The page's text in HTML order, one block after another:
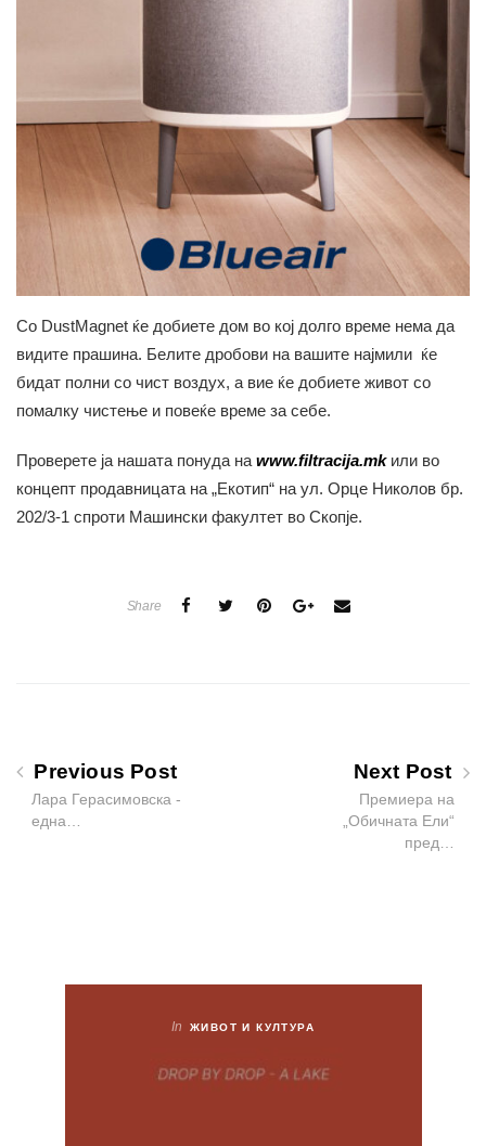
Со DustMagnet ќе добиете дом во кој долго време нема да
видите прашина. Белите дробови на вашите најмили ќе
бидат полни со чист воздух, а вие ќе добиете живот со
помалку чистење и повеќе време за себе.
Проверете ја нашата понуда на www.filtracija.mk или во
концепт продавницата на „Екотип“ на ул. Орце Николов бр.
202/3-1 спроти Машински факултет во Скопје.
Share
Previous Post
Лара Герасимовска -
една…
Next Post
Премиера на
„Обичната Ели“
пред…
In ЖИВОТ И КУЛТУРА